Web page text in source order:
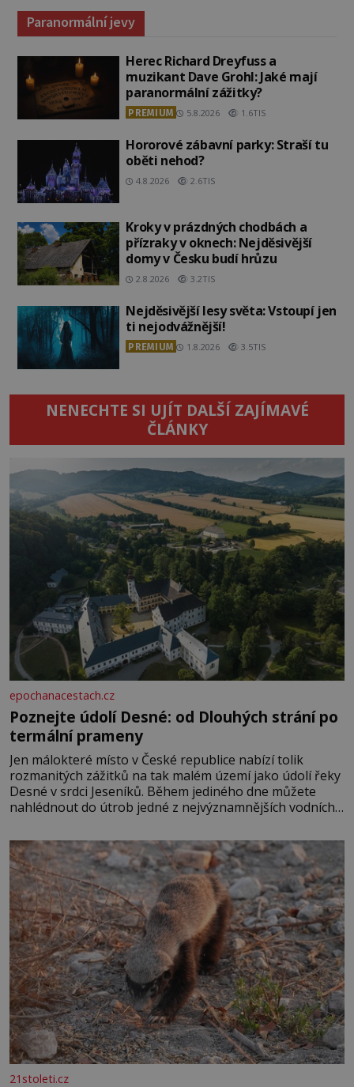
Paranormální jevy
Herec Richard Dreyfuss a
muzikant Dave Grohl: Jaké mají
paranormální zážitky?
PREMIUM 5.8.2026 1.6TIS
Hororové zábavní parky: Straší tu
oběti nehod?
4.8.2026 2.6TIS
Kroky v prázdných chodbách a
přízraky v oknech: Nejděsivější
domy v Česku budí hrůzu
2.8.2026 3.2TIS
Nejděsivější lesy světa: Vstoupí jen
ti nejodvážnější!
PREMIUM 1.8.2026 3.5TIS
NENECHTE SI UJÍT DALŠÍ ZAJÍMAVÉ
ČLÁNKY
epochanacestach.cz
Poznejte údolí Desné: od Dlouhých strání po
termální prameny
Jen málokteré místo v České republice nabízí tolik
rozmanitých zážitků na tak malém území jako údolí řeky
Desné v srdci Jeseníků. Během jediného dne můžete
nahlédnout do útrob jedné z nejvýznamnějších vodních
se na koloběžce a den zakončit poznáváním památek ve
Velkých Losinách nebo v termálním
21stoleti.cz